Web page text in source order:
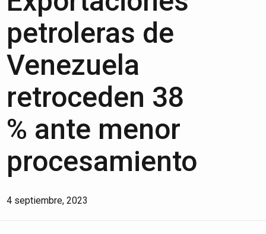
petroleras de
Venezuela
retroceden 38
% ante menor
procesamiento
4 septiembre, 2023